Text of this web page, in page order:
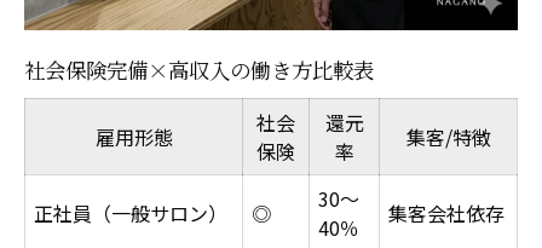
社会保険完備×高収入の働き方比較表
雇用形態
社会
保険
還元
率
集客/特徴
正社員（一般サロン） ◎
30〜
40％
集客会社依存